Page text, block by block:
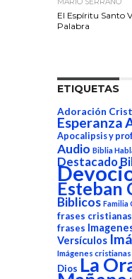
El Espíritu Santo
Palabra
ETIQUETAS
Adoración
Esperanza
Apocalipsis y
Audio Biblia
Destacado
Esteban
Biblicos Familia
frases cristianas
frases
Versículos
Imágenes
Dios La